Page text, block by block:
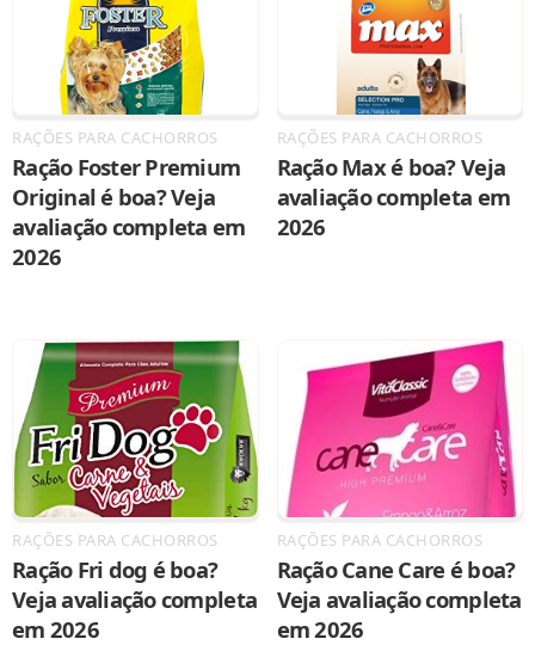
RAÇÕES PARA CACHORROS
Ração Foster Premium
Original é boa? Veja
avaliação completa em
2026
RAÇÕES PARA CACHORROS
Ração Max é boa? Veja
avaliação completa em
2026
RAÇÕES PARA CACHORROS
Ração Fri dog é boa?
Veja avaliação completa
em 2026
RAÇÕES PARA CACHORROS
Ração Cane Care é boa?
Veja avaliação completa
em 2026